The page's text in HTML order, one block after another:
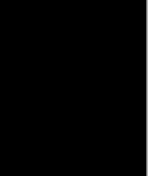
compuesta por
está compartida